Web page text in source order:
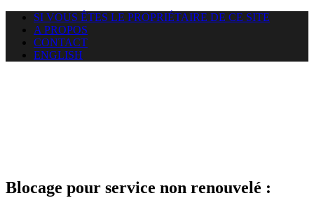
SI VOUS ÊTES LE PROPRIÉTAIRE DE CE SITE
A PROPOS
CONTACT
ENGLISH
Blocage pour service non renouvelé :